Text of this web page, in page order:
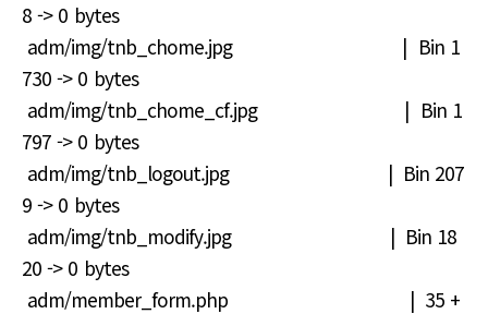
8 -> 0 bytes
adm/img/tnb_chome.jpg | Bin 1
730 -> 0 bytes
adm/img/tnb_chome_cf.jpg | Bin 1
797 -> 0 bytes
adm/img/tnb_logout.jpg | Bin 207
9 -> 0 bytes
adm/img/tnb_modify.jpg | Bin 18
20 -> 0 bytes
adm/member_form.php | 35 +